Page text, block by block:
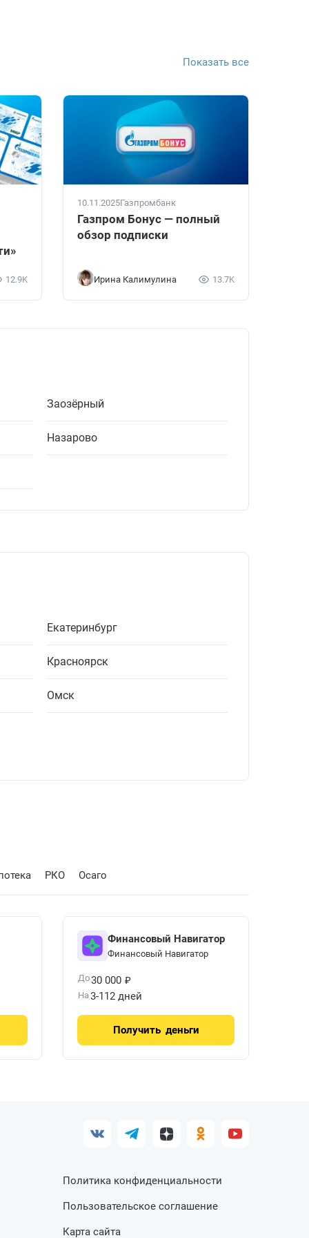
Показать все
12.9K
10.11.2025Газпромбанк
Газпром Бонус — полный
обзор подписки
Ирина Калимулина 13.7K
Заозёрный
Назарово
Екатеринбург
Красноярск
Омск
РКО Осаго
Финансовый Навигатор
Финансовый Навигатор
До30 000 ₽
На3-112 дней
Получить деньги
Политика конфиденциальности
Пользовательское соглашение
Карта сайта